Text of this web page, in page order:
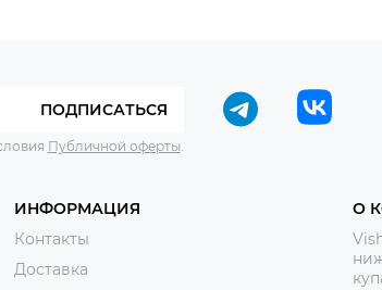
ПОДПИСАТЬСЯ
Публичной оферты.
ИНФОРМАЦИЯ
Контакты
Доставка
О